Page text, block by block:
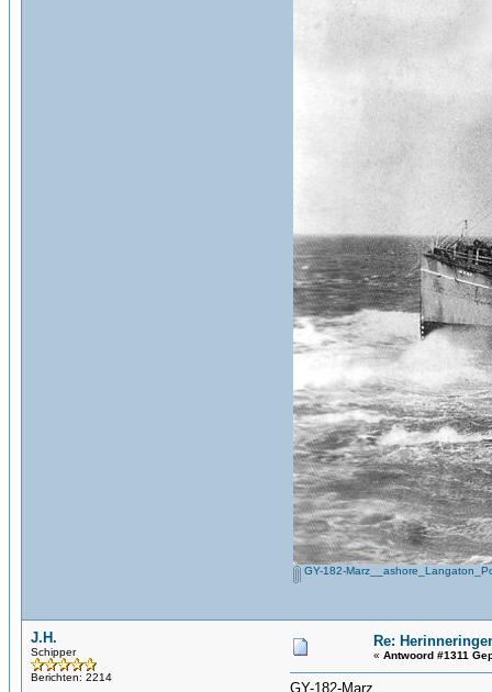
GY-182-
J.H.
Schipper
Berichten: 2214
Re:
« Antwoord #1311
GY-182-Marz